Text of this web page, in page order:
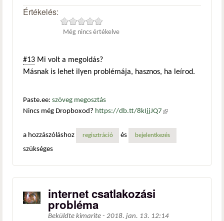
Értékelés:
Még nincs értékelve
#13 Mi volt a megoldás?
Másnak is lehet ilyen problémája, hasznos, ha leírod.
Paste.ee: szöveg megosztás
Nincs még Dropboxod? https://db.tt/8kIjjJQ7 (külső
a hozzászóláshoz
regisztráció és bejelentkezés
szükséges
internet csatlakozási
probléma
Beküldte kimarite - 2018. jan. 13. 12:14